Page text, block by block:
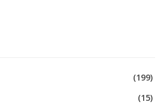
(199)
(15)